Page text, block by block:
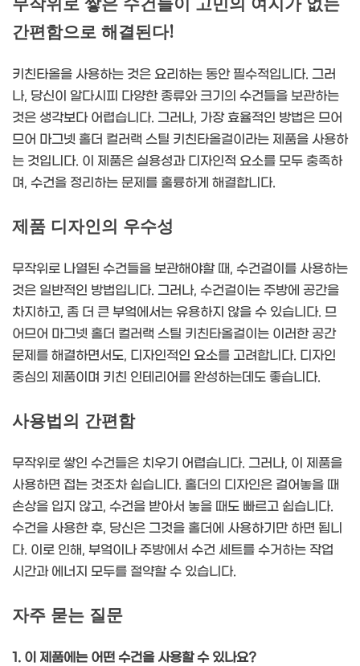
무작위로 쌓은 수건들이 고민의 여지가 없는
간편함으로 해결된다!
키친타올을 사용하는 것은 요리하는 동안 필수적입니다. 그러
나, 당신이 알다시피 다양한 종류와 크기의 수건들을 보관하는
것은 생각보다 어렵습니다. 그러나, 가장 효율적인 방법은 므어
므어 마그넷 홀더 컬러랙 스틸 키친타올걸이라는 제품을 사용하
는 것입니다. 이 제품은 실용성과 디자인적 요소를 모두 충족하
며, 수건을 정리하는 문제를 훌륭하게 해결합니다.
제품 디자인의 우수성
무작위로 나열된 수건들을 보관해야할 때, 수건걸이를 사용하는
것은 일반적인 방법입니다. 그러나, 수건걸이는 주방에 공간을
차지하고, 좀 더 큰 부엌에서는 유용하지 않을 수 있습니다. 므
어므어 마그넷 홀더 컬러랙 스틸 키친타올걸이는 이러한 공간
문제를 해결하면서도, 디자인적인 요소를 고려합니다. 디자인
중심의 제품이며 키친 인테리어를 완성하는데도 좋습니다.
사용법의 간편함
무작위로 쌓인 수건들은 치우기 어렵습니다. 그러나, 이 제품을
사용하면 접는 것조차 쉽습니다. 홀더의 디자인은 걸어놓을 때
손상을 입지 않고, 수건을 받아서 놓을 때도 빠르고 쉽습니다.
수건을 사용한 후, 당신은 그것을 홀더에 사용하기만 하면 됩니
다. 이로 인해, 부엌이나 주방에서 수건 세트를 수거하는 작업
시간과 에너지 모두를 절약할 수 있습니다.
자주 묻는 질문
1. 이 제품에는 어떤 수건을 사용할 수 있나요?